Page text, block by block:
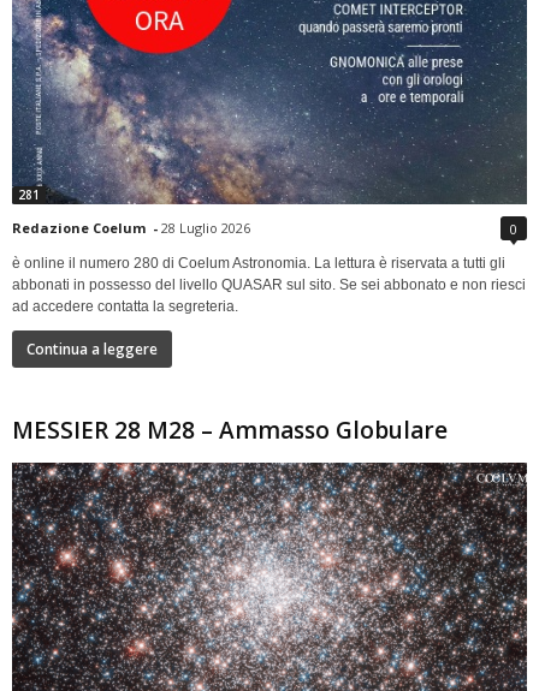
281
Redazione Coelum - 28 Luglio 2026 0
è online il numero 280 di Coelum Astronomia. La lettura è riservata a tutti gli
abbonati in possesso del livello QUASAR sul sito. Se sei abbonato e non riesci
ad accedere contatta la segreteria.
Continua a leggere
MESSIER 28 M28 – Ammasso Globulare